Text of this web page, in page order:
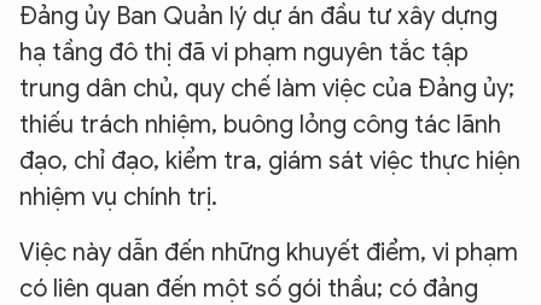
Đảng ủy Ban Quản lý dự án đầu tư xây dựng
hạ tầng đô thị đã vi phạm nguyên tắc tập
trung dân chủ, quy chế làm việc của Đảng ủy;
thiếu trách nhiệm, buông lỏng công tác lãnh
đạo, chỉ đạo, kiểm tra, giám sát việc thực hiện
nhiệm vụ chính trị.
Việc này dẫn đến những khuyết điểm, vi phạm
có liên quan đến một số gói thầu; có đảng